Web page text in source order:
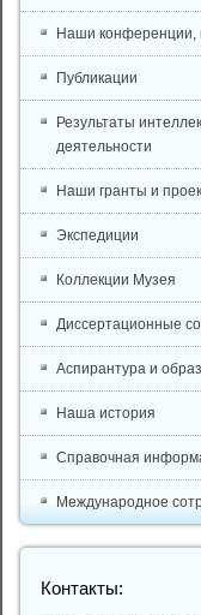
Наши
Публикации
Результаты
деятельности
Наши гранты и
Экспедиции
Коллекции Музея
Диссертационные
Аспирантура и
Наша история
Справочная
Международное
Контакты: